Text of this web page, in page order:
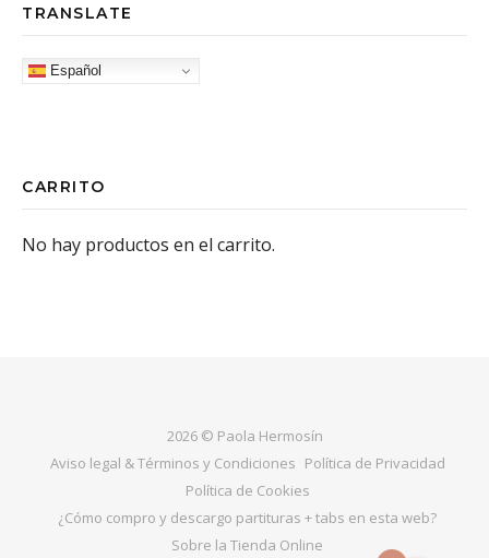
TRANSLATE
Español
CARRITO
No hay productos en el carrito.
2026 © Paola Hermosín
Aviso legal & Términos y Condiciones Política de Privacidad
Política de Cookies
¿Cómo compro y descargo partituras + tabs en esta web?
Sobre la Tienda Online